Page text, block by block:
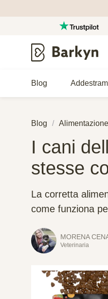
Blog
Blog Alimentazione
I cani
stesse
La corretta
come funziona
MORENA
Veterinaria